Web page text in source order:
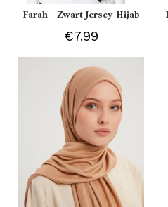
Farah - Zwart Jersey Hijab
€7.99